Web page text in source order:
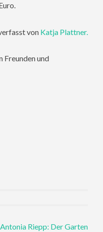
von Katja Plattner.
Freunden und
Antonia Riepp: Der Garten